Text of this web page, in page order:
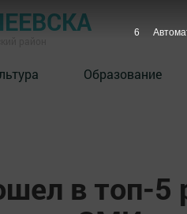
Образование
в топ-5
5